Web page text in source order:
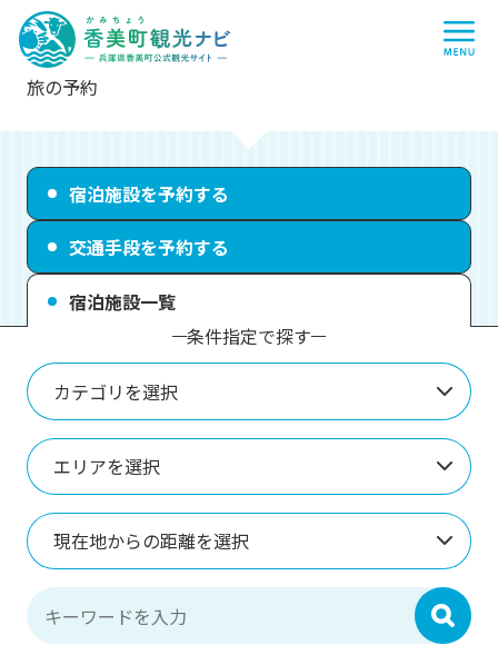
香
美
町
ナ
ビ
-
兵
庫
県
香
美
町
公
式
光
サ
イ
ト
旅の予約
宿泊施設一覧
宿泊施設を予約する
交通手段を予約する
条件指定で探す
カテゴリを選択
エリアを選択
現在地からの距離を選択
検索